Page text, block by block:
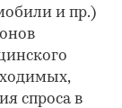
и пр.)
спроса в